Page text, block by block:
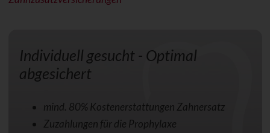
Individuell gesucht - Optimal
abgesichert
mind. 80% Kostenerstattungen Zahnersatz
Zuzahlungen für die Prophylaxe